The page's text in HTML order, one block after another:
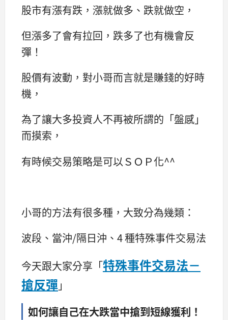
股市有漲有跌，漲就做多、跌就做空，
但漲多了會有拉回，跌多了也有機會反
彈！
股價有波動，對小哥而言就是賺錢的好時
機，
為了讓大多投資人不再被所謂的「盤感」
而摸索，
有時候交易策略是可以ＳＯＰ化^^
小哥的方法有很多種，大致分為幾類：
波段、當沖/隔日沖、4 種特殊事件交易法
今天跟大家分享「特殊事件交易法－
搶反彈」
如何讓自己在大跌當中搶到短線獲利！